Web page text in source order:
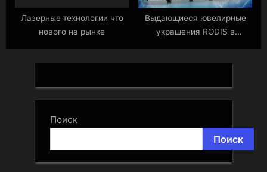
Лазерные технологии что
нового на рынке
Выдающиеся ювелирные
украшения RODIS в
Поиск
Поиск